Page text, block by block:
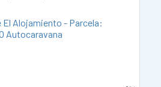
El Alojamiento - Parcela:
Autocaravana